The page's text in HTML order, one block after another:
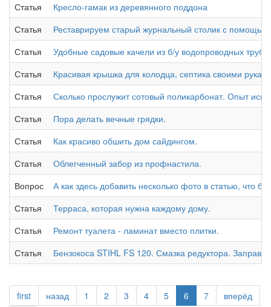
Статья
Кресло-гамак из деревянного поддона
Статья
Реставрируем старый журнальный столик с помощью
Статья
Удобные садовые качели из б/у водопроводных труб.
Статья
Красивая крышка для колодца, септика своими
Статья
Сколько прослужит сотовый поликарбонат. Опыт
Статья
Пора делать вечные грядки.
Статья
Как красиво обшить дом сайдингом.
Статья
Облегченный забор из профнастила.
Вопрос
А как здесь добавить несколько фото в статью, что
Статья
Терраса, которая нужна каждому дому.
Статья
Ремонт туалета - ламинат вместо плитки.
Статья
Бензокоса STIHL FS 120. Смазка редуктора.
first назад 1 2 3 4 5 6 7
вперёд